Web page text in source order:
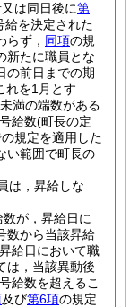
は同日後に第
給を決定された
らず， 同項の規
新たに職員とな
の前日までの期
れを1月とす
満の端数がある
給数(町長の定
の規定を適用した
い範囲で町長の
は，昇給しな
が，昇給日に
数から当該昇給
給日において職
は，当該異動後
給数を超えるこ
及び第6項の規定